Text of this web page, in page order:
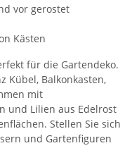
vor gerostet
Kästen
für die Gartendeko.
Kübel, Balkonkasten,
mit
und Lilien aus Edelrost
Stellen Sie sich
und Gartenfiguren